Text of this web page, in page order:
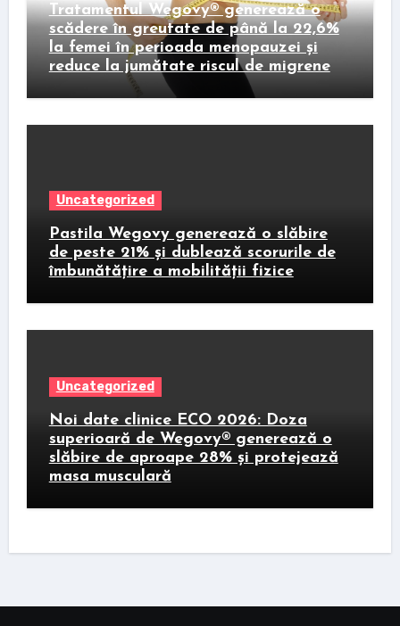
Tratamentul Wegovy® generează o
scădere în greutate de până la 22,6%
la femei în perioada menopauzei și
reduce la jumătate riscul de migrene
Uncategorized
Pastila Wegovy generează o slăbire
de peste 21% și dublează scorurile de
îmbunătățire a mobilității fizice
Uncategorized
Noi date clinice ECO 2026: Doza
superioară de Wegovy® generează o
slăbire de aproape 28% și protejează
masa musculară